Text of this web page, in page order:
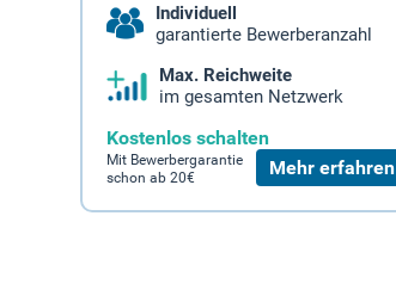
Individuell
garantierte Bewerberanzahl
Max. Reichweite
im gesamten Netzwerk
Kostenlos schalten
Mit Bewerbergarantie
schon ab 20€
Mehr erfahren